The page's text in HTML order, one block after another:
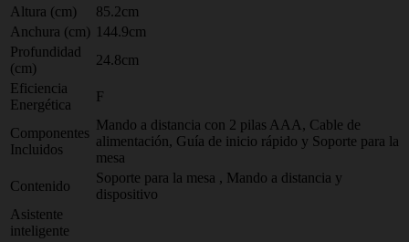
Altura (cm)
85.2cm
Anchura (cm) 144.9cm
Profundidad
(cm)
24.8cm
Eficiencia
Energética
F
Componentes
Incluidos
Mando a distancia con 2 pilas AAA, Cable de
alimentación, Guía de inicio rápido y Soporte para la
mesa
Contenido
Soporte para la mesa , Mando a distancia y
dispositivo
Asistente
inteligente